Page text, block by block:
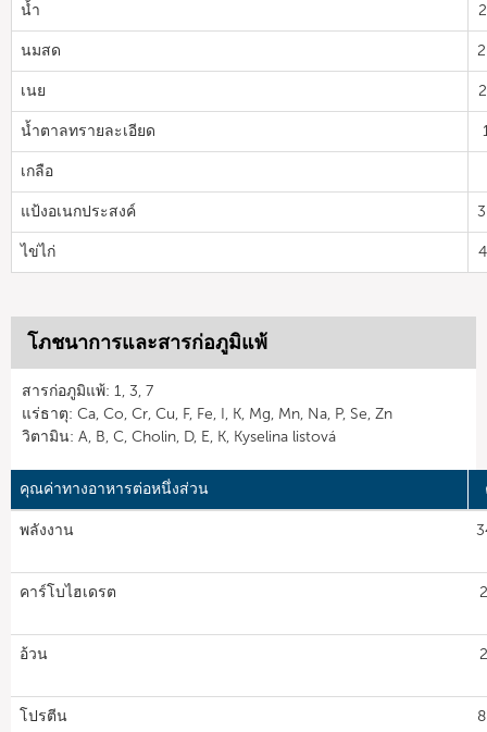
น้ำ
นมสด
เนย
น้ำตาลทรายละเอียด
เกลือ
แป้งอเนกประสงค์
ไข่ไก่
โภชนาการและสารก่อภูมิแพ้
สารก่อภูมิแพ้: 1, 3, 7
แร่ธาตุ: Ca, Co, Cr, Cu, F, Fe, I, K, Mg, Mn, Na, P, Se, Zn
วิตามิน: A, B, C, Cholin, D, E, K, Kyselina listová
คุณค่าทางอาหารต่อหนึ่งส่วน
พลังงาน
คาร์โบไฮเดรต
อ้วน
โปรตีน